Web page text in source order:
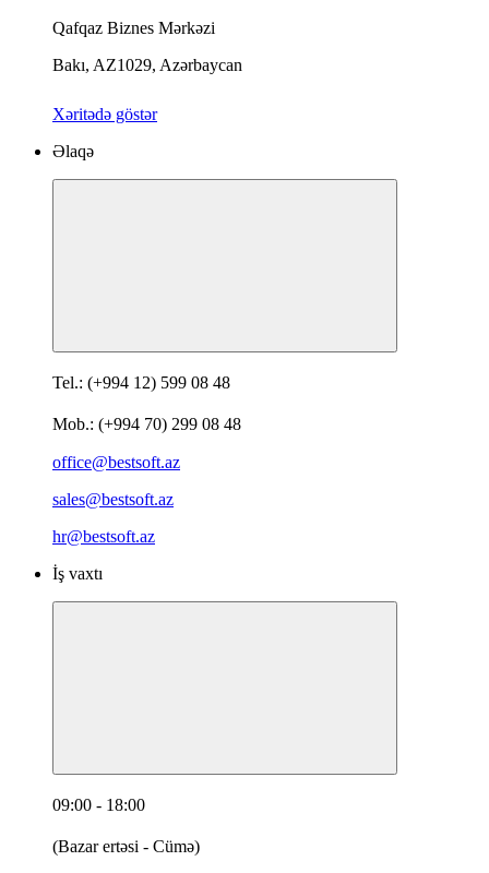
Qafqaz Biznes Mərkəzi
Bakı, AZ1029, Azərbaycan
Xəritədə göstər
Əlaqə
Tel.: (+994 12) 599 08 48
Mob.: (+994 70) 299 08 48
office@bestsoft.az
sales@bestsoft.az
hr@bestsoft.az
İş vaxtı
09:00 - 18:00
(Bazar ertəsi - Cümə)